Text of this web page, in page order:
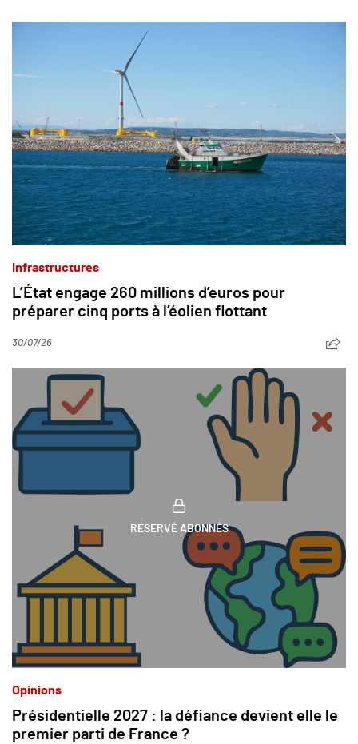
Infrastructures
L’État engage 260 millions d’euros pour
préparer cinq ports à l’éolien flottant
30/07/26
RÉSERVÉ ABONNÉS
Opinions
Présidentielle 2027 : la défiance devient elle le
premier parti de France ?